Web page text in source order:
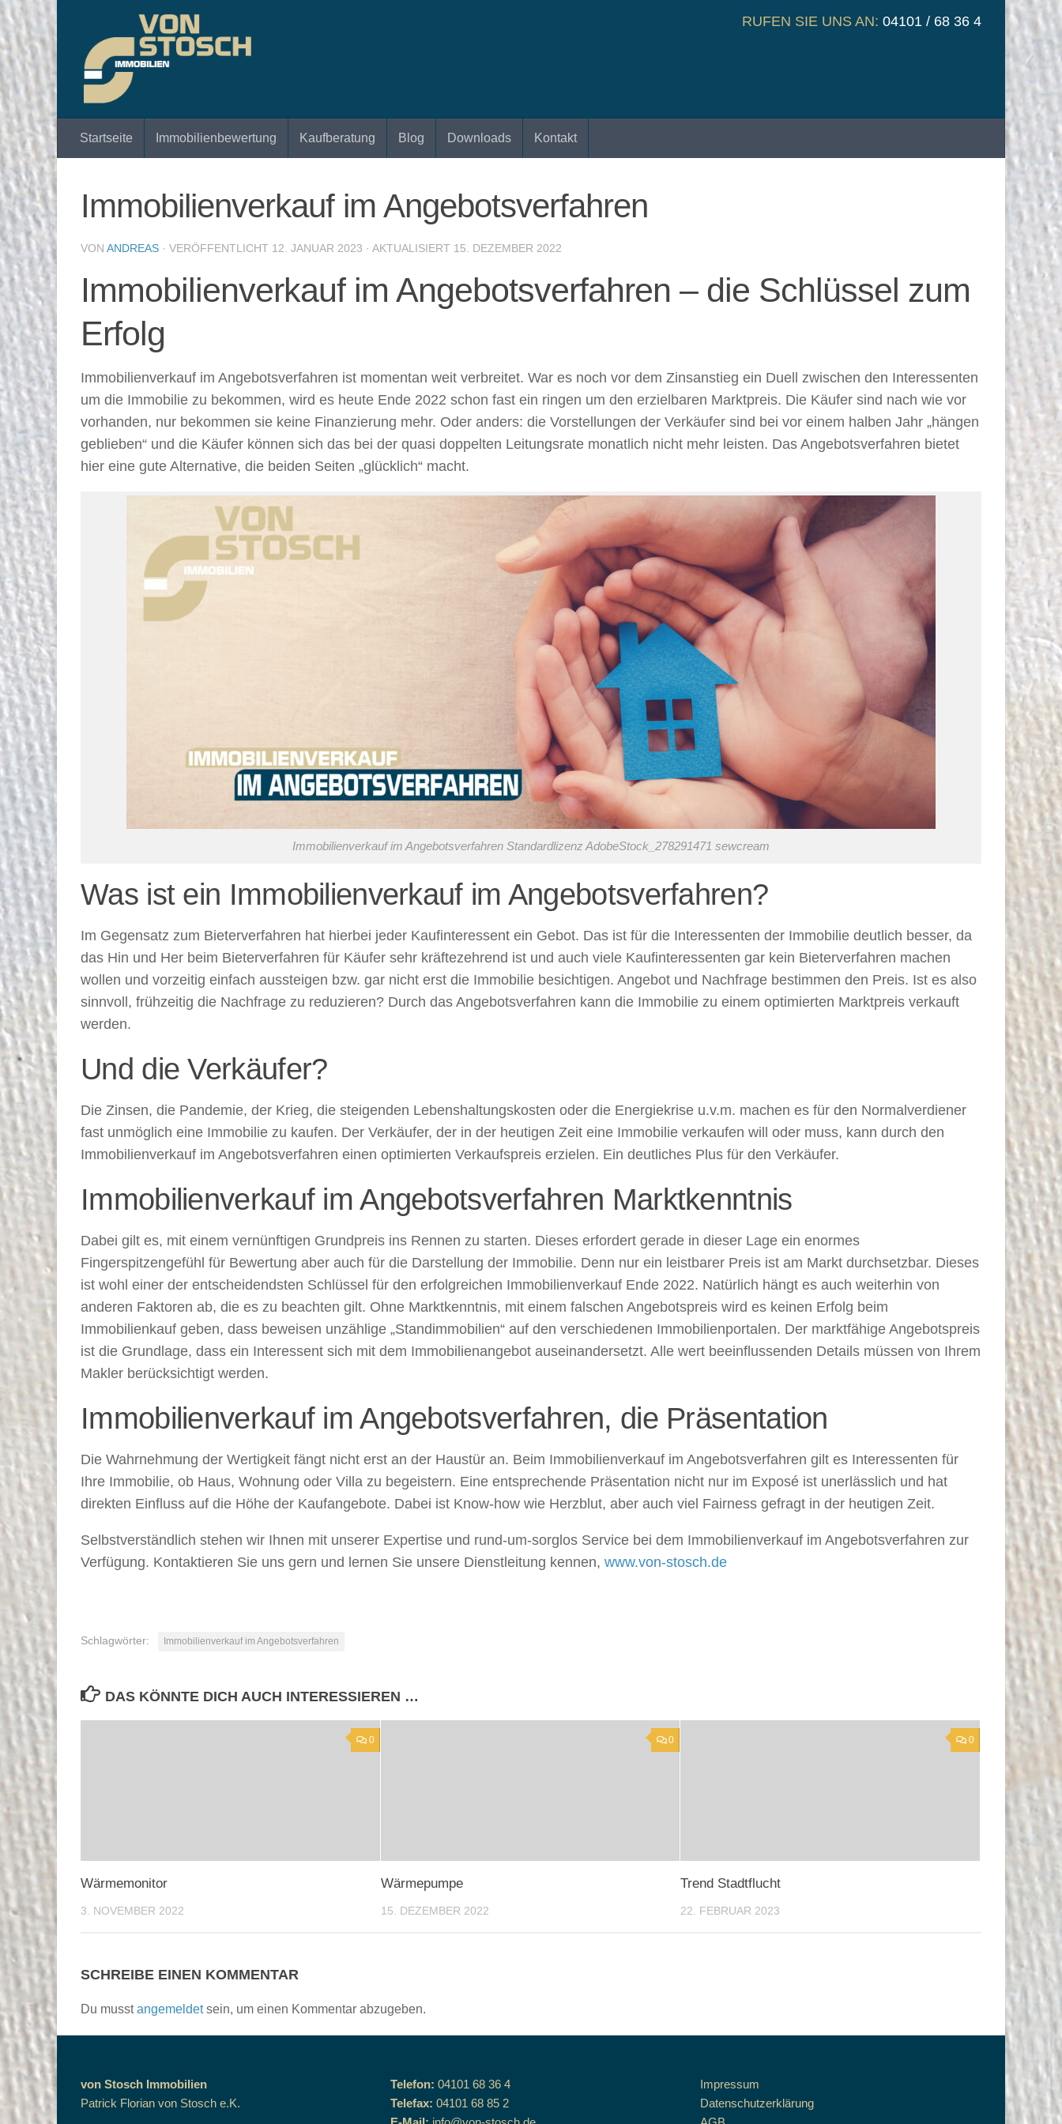
Zum Inhalt springen RUFEN SIE UNS AN: 04101 / 68 36 4
Startseite Immobilienbewertung Kaufberatung Blog Downloads Kontakt
Immobilienverkauf im Angebotsverfahren
VON ANDREAS · VERÖFFENTLICHT 12. JANUAR 2023 · AKTUALISIERT 15. DEZEMBER 2022
Immobilienverkauf im Angebotsverfahren – die Schlüssel zum
Erfolg
Immobilienverkauf im Angebotsverfahren ist momentan weit verbreitet. War es noch vor dem Zinsanstieg ein Duell zwischen den Interessenten
um die Immobilie zu bekommen, wird es heute Ende 2022 schon fast ein ringen um den erzielbaren Marktpreis. Die Käufer sind nach wie vor
vorhanden, nur bekommen sie keine Finanzierung mehr. Oder anders: die Vorstellungen der Verkäufer sind bei vor einem halben Jahr „hängen
geblieben“ und die Käufer können sich das bei der quasi doppelten Leitungsrate monatlich nicht mehr leisten. Das Angebotsverfahren bietet
hier eine gute Alternative, die beiden Seiten „glücklich“ macht.
Immobilienverkauf im Angebotsverfahren Standardlizenz AdobeStock_278291471 sewcream
Was ist ein Immobilienverkauf im Angebotsverfahren?
Im Gegensatz zum Bieterverfahren hat hierbei jeder Kaufinteressent ein Gebot. Das ist für die Interessenten der Immobilie deutlich besser, da
das Hin und Her beim Bieterverfahren für Käufer sehr kräftezehrend ist und auch viele Kaufinteressenten gar kein Bieterverfahren machen
wollen und vorzeitig einfach aussteigen bzw. gar nicht erst die Immobilie besichtigen. Angebot und Nachfrage bestimmen den Preis. Ist es also
sinnvoll, frühzeitig die Nachfrage zu reduzieren? Durch das Angebotsverfahren kann die Immobilie zu einem optimierten Marktpreis verkauft
werden.
Und die Verkäufer?
Die Zinsen, die Pandemie, der Krieg, die steigenden Lebenshaltungskosten oder die Energiekrise u.v.m. machen es für den Normalverdiener
fast unmöglich eine Immobilie zu kaufen. Der Verkäufer, der in der heutigen Zeit eine Immobilie verkaufen will oder muss, kann durch den
Immobilienverkauf im Angebotsverfahren einen optimierten Verkaufspreis erzielen. Ein deutliches Plus für den Verkäufer.
Immobilienverkauf im Angebotsverfahren Marktkenntnis
Dabei gilt es, mit einem vernünftigen Grundpreis ins Rennen zu starten. Dieses erfordert gerade in dieser Lage ein enormes
Fingerspitzengefühl für Bewertung aber auch für die Darstellung der Immobilie. Denn nur ein leistbarer Preis ist am Markt durchsetzbar. Dieses
ist wohl einer der entscheidendsten Schlüssel für den erfolgreichen Immobilienverkauf Ende 2022. Natürlich hängt es auch weiterhin von
anderen Faktoren ab, die es zu beachten gilt. Ohne Marktkenntnis, mit einem falschen Angebotspreis wird es keinen Erfolg beim
Immobilienkauf geben, dass beweisen unzählige „Standimmobilien“ auf den verschiedenen Immobilienportalen. Der marktfähige Angebotspreis
ist die Grundlage, dass ein Interessent sich mit dem Immobilienangebot auseinandersetzt. Alle wert beeinflussenden Details müssen von Ihrem
Makler berücksichtigt werden.
Immobilienverkauf im Angebotsverfahren, die Präsentation
Die Wahrnehmung der Wertigkeit fängt nicht erst an der Haustür an. Beim Immobilienverkauf im Angebotsverfahren gilt es Interessenten für
Ihre Immobilie, ob Haus, Wohnung oder Villa zu begeistern. Eine entsprechende Präsentation nicht nur im Exposé ist unerlässlich und hat
direkten Einfluss auf die Höhe der Kaufangebote. Dabei ist Know-how wie Herzblut, aber auch viel Fairness gefragt in der heutigen Zeit.
Selbstverständlich stehen wir Ihnen mit unserer Expertise und rund-um-sorglos Service bei dem Immobilienverkauf im Angebotsverfahren zur
Verfügung. Kontaktieren Sie uns gern und lernen Sie unsere Dienstleitung kennen, www.von-stosch.de
Schlagwörter: Immobilienverkauf im Angebotsverfahren
DAS KÖNNTE DICH AUCH INTERESSIEREN …
0
Wärmemonitor
3. NOVEMBER 2022
0
Wärmepumpe
15. DEZEMBER 2022
0
Trend Stadtflucht
22. FEBRUAR 2023
SCHREIBE EINEN KOMMENTAR
Du musstangemeldetsein, um einen Kommentar abzugeben.
von Stosch Immobilien
Patrick Florian von Stosch e.K.
Telefon: 04101 68 36 4
Telefax: 04101 68 85 2
Impressum
Datenschutzerklärung